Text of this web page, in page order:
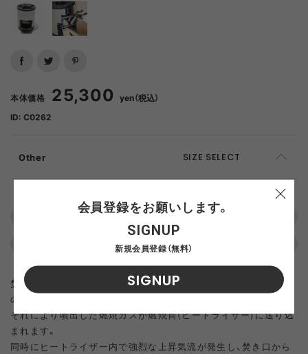
本体価格 25,300 yen（税込）
ID: C0262
Other SIZE SELECT
ADD TO CART
この商品について問い合わせる
焚き口に入れられた薪や枯れ枝などが燃え、蓄熱された断熱効果
のある燃焼室が非常に高温な状態となり、
それにより噴出した燃焼ガスが燃焼筒(ヒートライザー)に送り込
まれます。
同時にヒートライザー内で強烈な上昇気流が発生し、焚き口から
会員登録をお願いします。
SIGNUP
新規会員登録（無料）
SIGNUP